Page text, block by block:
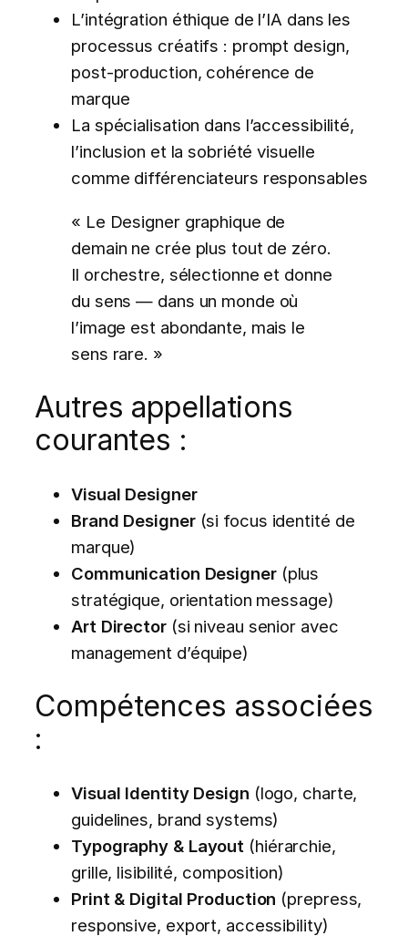
L’intégration éthique de l’IA dans les
processus créatifs : prompt design,
post-production, cohérence de
marque
La spécialisation dans l’accessibilité,
l’inclusion et la sobriété visuelle
comme différenciateurs responsables
« Le Designer graphique de
demain ne crée plus tout de zéro.
Il orchestre, sélectionne et donne
du sens — dans un monde où
l’image est abondante, mais le
sens rare. »
Autres appellations
courantes :
Visual Designer
Brand Designer(si focus identité de
marque)
Communication Designer(plus
stratégique, orientation message)
Art Director(si niveau senior avec
management d’équipe)
Compétences associées
:
Visual Identity Design (logo, charte,
guidelines, brand systems)
Typography & Layout (hiérarchie,
grille, lisibilité, composition)
Print & Digital Production (prepress,
responsive, export, accessibility)